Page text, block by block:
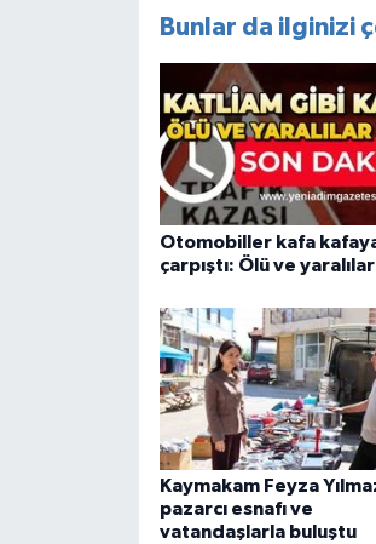
Bunlar da ilginizi
Otomobiller kafa
çarpıştı: Ölü ve
Kaymakam Feyza
pazarcı esnafı ve
vatandaşlarla buluştu